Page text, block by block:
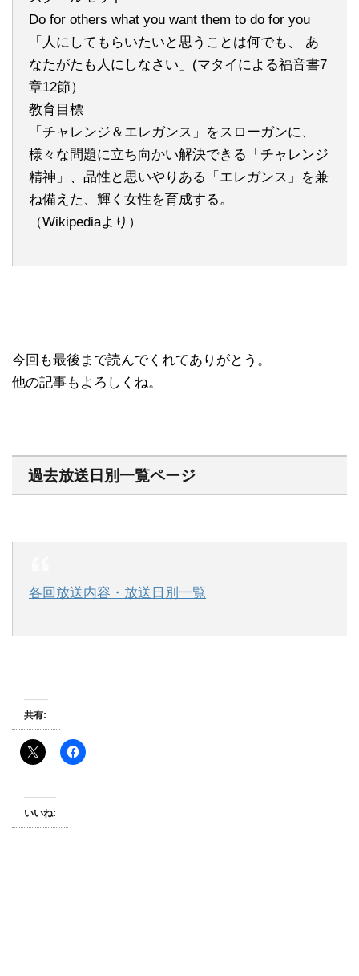
Do for others what you want them to do for you
「人にしてもらいたいと思うことは何でも、 あ
なたがたも人にしなさい」(マタイによる福音書7
章12節）
教育目標
「チャレンジ＆エレガンス」をスローガンに、
様々な問題に立ち向かい解決できる「チャレンジ
精神」、品性と思いやりある「エレガンス」を兼
ね備えた、輝く女性を育成する。
（Wikipediaより）
今回も最後まで読んでくれてありがとう。
他の記事もよろしくね。
過去放送日別一覧ページ
各回放送内容・放送日別一覧
共有:
いいね: